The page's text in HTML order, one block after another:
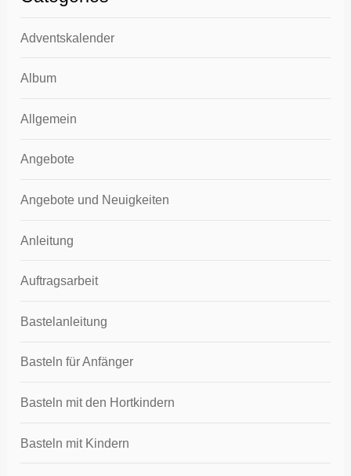
Adventskalender
Album
Allgemein
Angebote
Angebote und Neuigkeiten
Anleitung
Auftragsarbeit
Bastelanleitung
Basteln für Anfänger
Basteln mit den Hortkindern
Basteln mit Kindern